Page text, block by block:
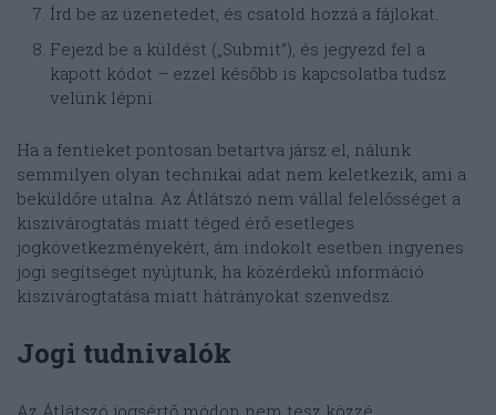
Írd be az üzenetedet, és csatold hozzá a fájlokat.
Fejezd be a küldést („Submit”), és jegyezd fel a
kapott kódot – ezzel később is kapcsolatba tudsz
velünk lépni.
Ha a fentieket pontosan betartva jársz el, nálunk
semmilyen olyan technikai adat nem keletkezik, ami a
beküldőre utalna. Az Átlátszó nem vállal felelősséget a
kiszivárogtatás miatt téged érő esetleges
jogkövetkezményekért, ám indokolt esetben ingyenes
jogi segítséget nyújtunk, ha közérdekű információ
kiszivárogtatása miatt hátrányokat szenvedsz.
Jogi tudnivalók